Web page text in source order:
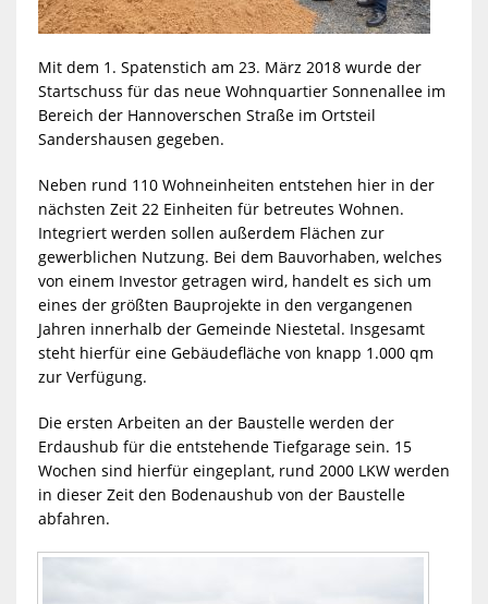
Mit dem 1. Spatenstich am 23. März 2018 wurde der
Startschuss für das neue Wohnquartier Sonnenallee im
Bereich der Hannoverschen Straße im Ortsteil
Sandershausen gegeben.
Neben rund 110 Wohneinheiten entstehen hier in der
nächsten Zeit 22 Einheiten für betreutes Wohnen.
Integriert werden sollen außerdem Flächen zur
gewerblichen Nutzung. Bei dem Bauvorhaben, welches
von einem Investor getragen wird, handelt es sich um
eines der größten Bauprojekte in den vergangenen
Jahren innerhalb der Gemeinde Niestetal. Insgesamt
steht hierfür eine Gebäudefläche von knapp 1.000 qm
zur Verfügung.
Die ersten Arbeiten an der Baustelle werden der
Erdaushub für die entstehende Tiefgarage sein. 15
Wochen sind hierfür eingeplant, rund 2000 LKW werden
in dieser Zeit den Bodenaushub von der Baustelle
abfahren.